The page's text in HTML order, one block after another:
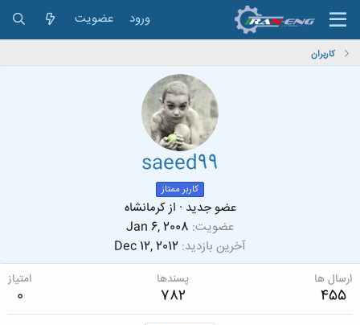
ورود عضویت
کاربران
saeed99
کاربر ممتاز
عضو جدید · ازکرمانشاه
عضویت Jan 6, 2008
آخرین بازدید Dec 12, 2012
ارسال ها
455
پسندها
782
امتیاز
0